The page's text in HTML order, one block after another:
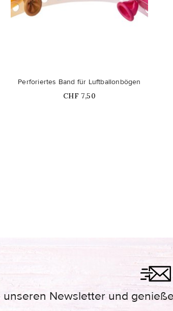
Perforiertes Band für Luftballonbögen
Price
CHF 7,50
Newsletter und